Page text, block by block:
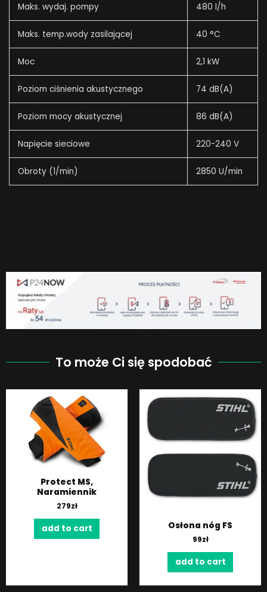
Maks. wydaj. pompy 480 l/h
Maks. temp.wody zasilającej 40 °C
Moc 2,1 kW
Poziom ciśnienia akustycznego 74 dB(A)
Poziom mocy akustycznej 86 dB(A)
Napięcie sieciowe 220-240 V
Obroty (1/min) 2850 U/min
To może Ci się spodobać
Protect MS,
Naramiennik
279zł
add to cart Osłona nóg FS
99zł
add to cart